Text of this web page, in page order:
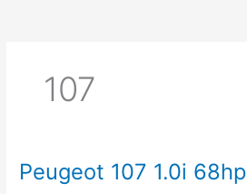
107
Peugeot 107 1.0i 68hp
Peugeot